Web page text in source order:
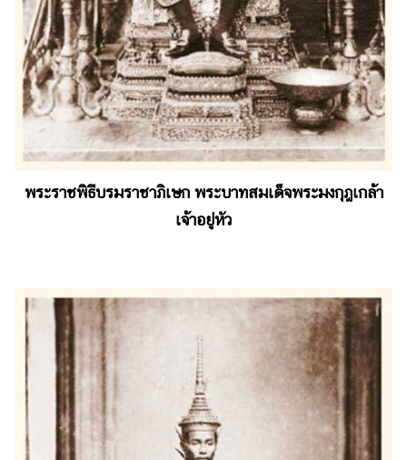
พระราชพิธีบรมราชาภิเษก พระบาทสมเด็จพระมงกุฎเกล้า
เจ้าอยู่หัว